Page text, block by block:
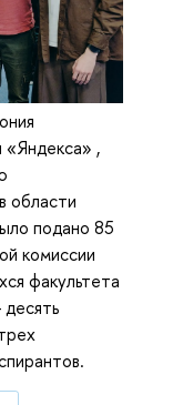
«Яндекса» ,
области
подано 85
комиссии
факультета